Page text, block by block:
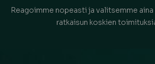
Reagoimme nopeasti ja valitsemme
ratkaisun koskien